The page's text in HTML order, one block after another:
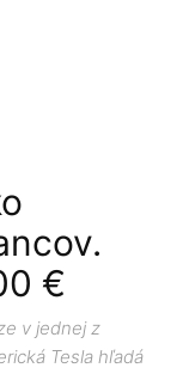
€
v jednej z
Tesla hľadá